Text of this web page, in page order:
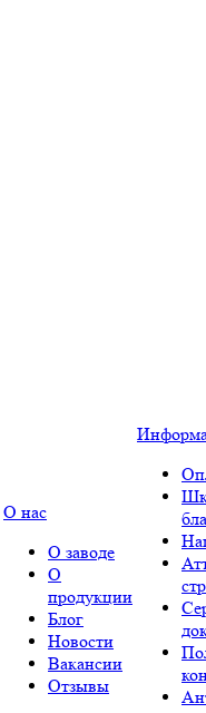
О нас
О заводе
О
продукции
Блог
Новости
Вакансии
Отзывы